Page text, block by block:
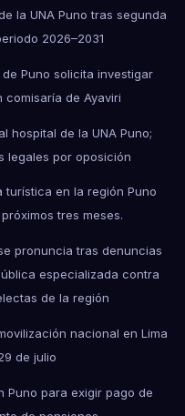
la UNA Puno tras segunda
2026–2031
Puno solicita investigar
comisaría de Ayaviri
hospital de la UNA Puno;
legales por oposición
turística en la región Puno
tres meses.
pronuncia tras denuncias
especializada contra
de la región
nacional en Lima
de julio
Puno para exigir pago de